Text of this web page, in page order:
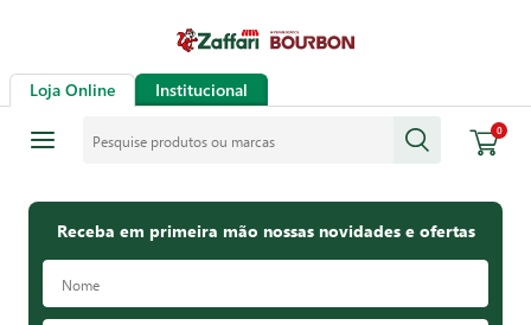
Loja Online Institucional
0
Receba em primeira mão nossas novidades e ofertas